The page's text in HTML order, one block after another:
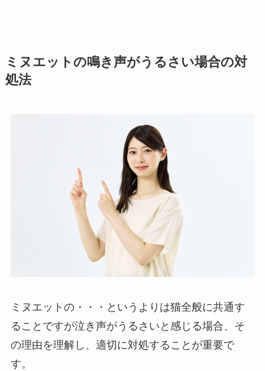
ミヌエットの鳴き声がうるさい場合の対
処法
ミヌエットの・・・というよりは猫全般に共通す
ることですが泣き声がうるさいと感じる場合、そ
の理由を理解し、適切に対処することが重要で
す。